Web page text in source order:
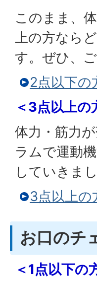
このまま、
上の方なら
す。ぜひ、
2点以下
＜3点以上の
体力・筋力
ラムで運動
していきま
3点以上
お口のチ
＜1点以下の